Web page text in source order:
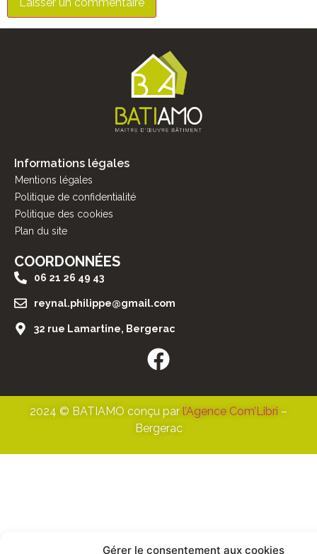
Gérer le consentement aux cookies
Informations légales
Mentions légales
Politique de confidentialité
Politique des cookies
Plan du site
COORDONNÉES
06 21 26 49 43
reynal.philippe@gmail.com
32 rue Lamartine, Bergerac
2024 © BATIAMO conçu par l’Agence Com’Libri –
Bergerac